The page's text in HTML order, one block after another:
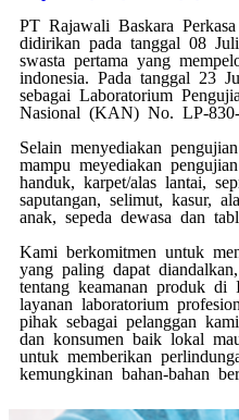
PT Rajawali Baskara
didirikan pada tanggal 08
swasta pertama yang
indonesia. Pada tanggal 23
sebagai Laboratorium
Nasional (KAN) No. LP-
Selain menyediakan
mampu meyediakan
handuk, karpet/alas lantai,
saputangan, selimut, kasur,
anak, sepeda dewasa dan
Kami berkomitmen untuk
yang paling dapat
tentang keamanan produk di
layanan laboratorium
pihak sebagai pelanggan
dan konsumen baik lokal
untuk memberikan
kemungkinan bahan-bahan